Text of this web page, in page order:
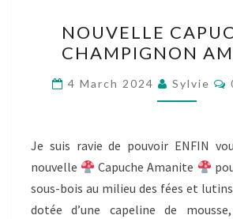
ET
AMANITE
NOUVELLE
CHAMPIGNON
4 March 2024 Sylvie
Je suis ravie de pouvoir ENFIN
nouvelle
Capuche Amanite
sous-bois au milieu des fées et
dotée d’une capeline de